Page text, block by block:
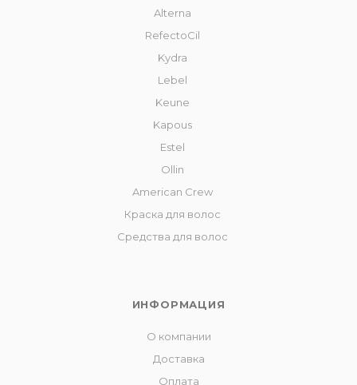
Alterna
RefectoCil
Kydra
Lebel
Keune
Kapous
Estel
Ollin
American Crew
Краска для волос
Средства для волос
ИНФОРМАЦИЯ
О компании
Доставка
Оплата